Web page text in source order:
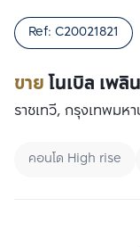
ขายโนเบิล เพลิ
Ref: C20021821
ราชเทวี, กรุงเทพมห
คอนโด High rise